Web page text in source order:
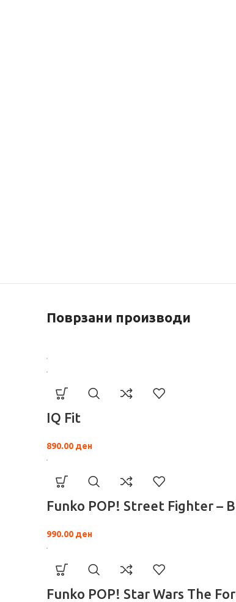
Поврзани производи
IQ Fit
890.00 ден
Funko POP! Street Fighter –
990.00 ден
Funko POP! Star Wars The